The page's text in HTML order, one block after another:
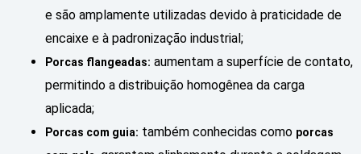
e são amplamente utilizadas devido à praticidade de
encaixe e à padronização industrial;
Porcas flangeadas: aumentam a superfície de contato,
permitindo a distribuição homogênea da carga
aplicada;
Porcas com guia: também conhecidas como porcas